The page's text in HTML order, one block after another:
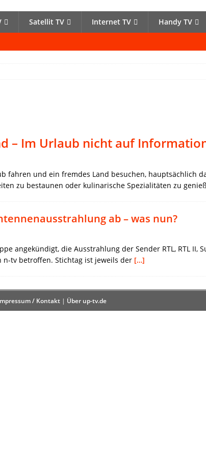
Satellit TV Internet TV Handy TV
– Im Urlaub nicht auf
fahren und ein fremdes Land besuchen, hauptsächlich
zu bestaunen oder kulinarische Spezialitäten zu
ab – was nun?
angekündigt, die Ausstrahlung der Sender RTL, RTL II,
tv betroffen. Stichtag ist jeweils der […]
/ Kontakt | Über up-tv.de